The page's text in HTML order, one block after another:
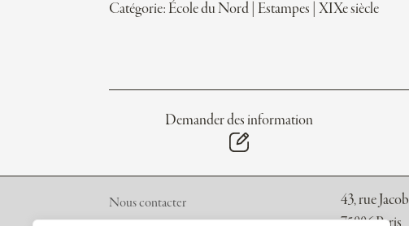
Catégorie: École du Nord Estampes |XIXe siècle
Demander des information
Nous contacter
43, rue Jacob